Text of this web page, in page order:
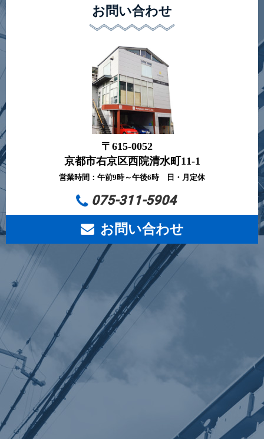
お問い合わせ
〒615-0052
京都市右京区西院清水町11-1
営業時間：午前9時～午後6時 日・月定休
075-311-5904
お問い合わせ